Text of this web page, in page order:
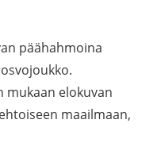
päähahmoina
mukaan elokuvan
maailmaan,